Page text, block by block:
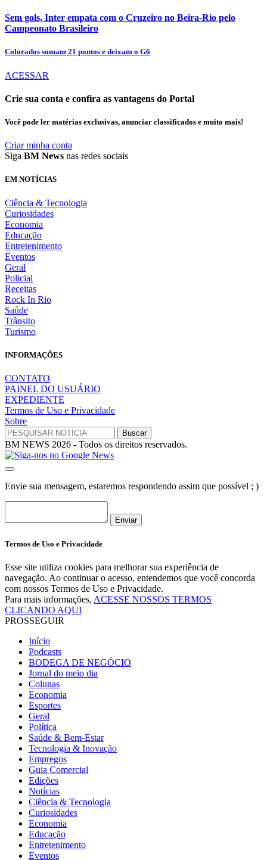
Sem gols, Inter empata com o Cruzeiro no Beira-Rio pelo
Campeonato Brasileiro
Colorados somam 21 pontos e deixam o G6
ACESSAR
Crie sua conta e confira as vantagens do Portal
Você pode ler matérias exclusivas, anunciar classificados e muito mais!
Criar minha conta
Siga BM News nas redes sociais
EM NOTÍCIAS
Ciência & Tecnologia
Curiosidades
Economia
Educação
Entretenimento
Eventos
Geral
Policial
Receitas
Rock In Rio
Saúde
Trânsito
Turismo
INFORMAÇÕES
CONTATO
PAINEL DO USUÁRIO
EXPEDIENTE
Termos de Uso e Privacidade
Sobre
BM NEWS 2026 - Todos os direitos reservados.
Envie sua mensagem, estaremos respondendo assim que possível ; )
Enviar
Termos de Uso e Privacidade
Esse site utiliza cookies para melhorar sua experiência de
navegação. Ao continuar o acesso, entendemos que você concorda
com nossos Termos de Uso e Privacidade.
Para mais informações, ACESSE NOSSOS TERMOS
CLICANDO AQUI
PROSSEGUIR
Início
Podcasts
BODEGA DE NEGÓCIO
Jornal do meio dia
Colunas
Economia
Esportes
Geral
Política
Saúde & Bem-Estar
Tecnologia & Inovação
Empregos
Guia Comercial
Edições
Notícias
Ciência & Tecnologia
Curiosidades
Economia
Educação
Entretenimento
Eventos